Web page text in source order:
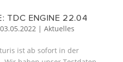
TDC ENGINE 22.04
03.05.2022| Aktuelles
ist ab sofort in der